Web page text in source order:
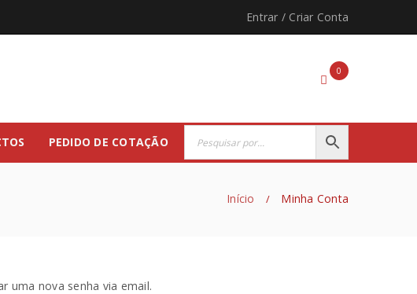
Entrar / Criar Conta
0
PEDIDO DE COTAÇÃO
Início / Minha Conta
uma nova senha via email.